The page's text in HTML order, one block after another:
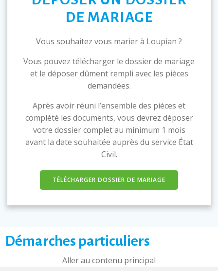
DE MARIAGE
Vous souhaitez vous marier à Loupian ?
Vous pouvez télécharger le dossier de mariage
et le déposer dûment rempli avec les pièces
demandées.
Après avoir réuni l’ensemble des pièces et
complété les documents, vous devrez déposer
votre dossier complet au minimum 1 mois
avant la date souhaitée auprès du service État
Civil.
TÉLÉCHARGER DOSSIER DE MARIAGE
Démarches particuliers
Aller au contenu principal